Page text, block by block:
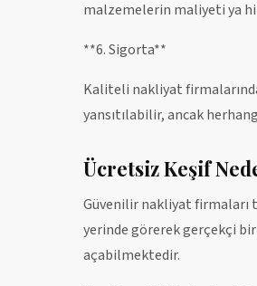
malzemelerin maliyeti ya
**6. Sigorta**
Kaliteli nakliyat
yansıtılabilir, ancak
Ücretsiz Keşif
Güvenilir nakliyat firmaları
yerinde görerek gerçekçi
açabilmektedir.